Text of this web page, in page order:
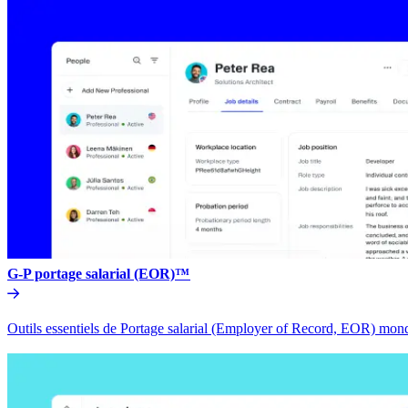
G-P portage salarial (EOR)™​​
Outils essentiels de Portage salarial (Employer of Record, EOR)